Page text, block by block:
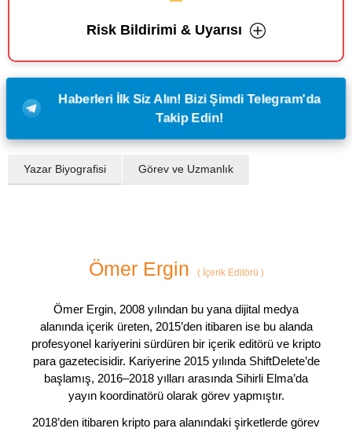
Risk Bildirimi & Uyarısı
Haberleri İlk Siz Alın! Bizi Şimdi Telegram'da
Takip Edin!
Yazar Biyografisi Görev ve Uzmanlık
Ömer Ergin (İçerik Editörü )
Ömer Ergin, 2008 yılından bu yana dijital medya
alanında içerik üreten, 2015’den itibaren ise bu alanda
profesyonel kariyerini sürdüren bir içerik editörü ve kripto
para gazetecisidir. Kariyerine 2015 yılında ShiftDelete’de
başlamış, 2016–2018 yılları arasında Sihirli Elma’da
yayın koordinatörü olarak görev yapmıştır.
2018’den itibaren kripto para alanındaki şirketlerde görev